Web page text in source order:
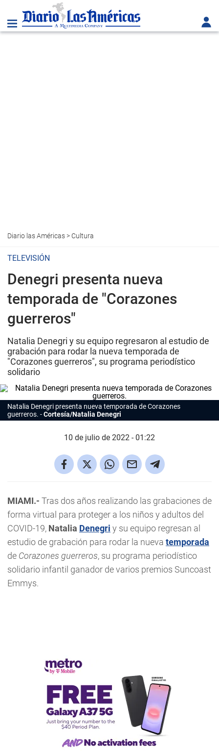
Diario las Américas> Cultura
TELEVISIÓN
Denegri presenta nueva
temporada de "Corazones
guerreros"
Natalia Denegri y su equipo regresaron al estudio de
grabación para rodar la nueva temporada de
"Corazones guerreros", su programa periodístico
solidario
Natalia Denegri presenta nueva temporada deCorazones
guerreros. Cortesía/Natalia Denegri
10 de julio de 2022 - 01:22
MIAMI.- Tras dos años realizando las grabaciones de
forma virtual para proteger a los niños y adultos del
COVID-19, Natalia Denegri y su equipo regresan al
estudio de grabación para rodar la nueva temporada
de Corazones guerreros, su programa periodístico
solidario infantil ganador de varios premios Suncoast
Emmys.